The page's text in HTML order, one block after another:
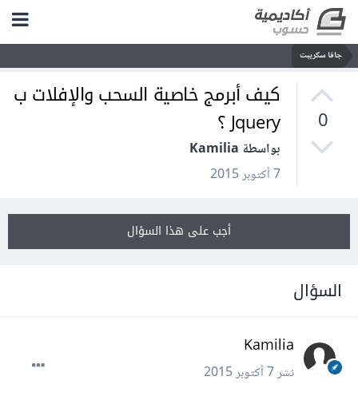
جافا سكريبت
0
كيف أبرمج خاصية السحب والإفلات ب
Jquery ؟
بواسطة Kamilia
7 أكتوبر 2015
أجب على هذا السؤال
السؤال
Kamilia
نشر7 أكتوبر 2015